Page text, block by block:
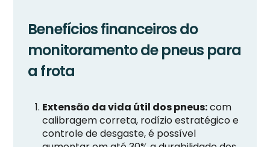
Benefícios financeiros do
monitoramento de pneus para
a frota
Extensão da vida útil dos pneus:com
calibragem correta, rodízio estratégico e
controle de desgaste, é possível